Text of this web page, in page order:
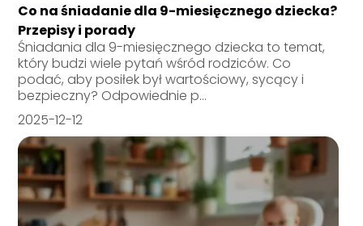
Co na śniadanie dla 9-miesięcznego dziecka?
Przepisy i porady
Śniadania dla 9-miesięcznego dziecka to temat,
który budzi wiele pytań wśród rodziców. Co
podać, aby posiłek był wartościowy, sycący i
bezpieczny? Odpowiednie p...
2025-12-12